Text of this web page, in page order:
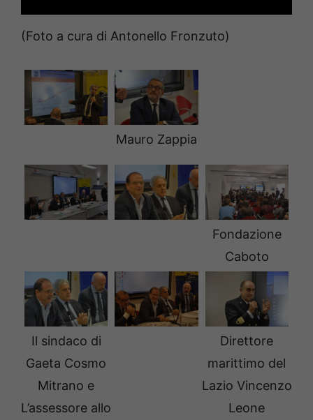
(Foto a cura di Antonello Fronzuto)
Mauro Zappia
Fondazione
Caboto
Il sindaco di
Gaeta Cosmo
Mitrano e
L’assessore allo
Direttore
marittimo del
Lazio Vincenzo
Leone